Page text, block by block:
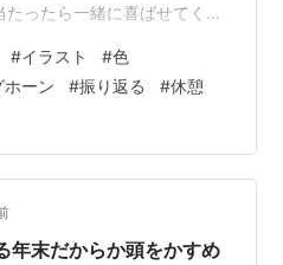
ったら一緒に喜ばせてくだ
で明日の運勢にするもよし
りでご自由にして頂ければ
ってみよう('ω')ﾉ 次の２色
ださい。結果は下～ ～～ 結
選んだ方… 振り返ってみると
#イラスト #色
ホーン #振り返る #休憩
年末だからか頭をかすめ